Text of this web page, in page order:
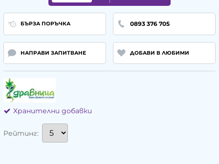
БЪРЗА ПОРЪЧКА 0893 376 705
НАПРАВИ ЗАПИТВАНЕ ДОБАВИ В ЛЮБИМИ
Хранителни добавки
Рейтинг: